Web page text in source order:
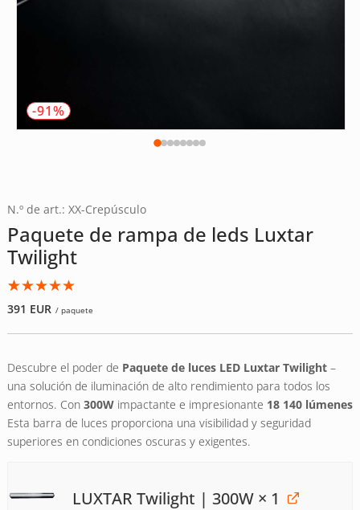
-91%
N.º de art.: XX-Crepúsculo
Paquete de rampa de leds Luxtar
Twilight
Valorado
5 en base
2
valoraciones
de clientes
391 EUR / paquete
Descubre el poder de Paquete de luces LED Luxtar Twilight–
una solución de iluminación de alto rendimiento para todos los
entornos. Con 300Wimpactante e impresionante 18 140 lúmenes
Esta barra de luces proporciona una visibilidad y seguridad
superiores en condiciones oscuras y exigentes.
LUXTAR Twilight | 300W× 1